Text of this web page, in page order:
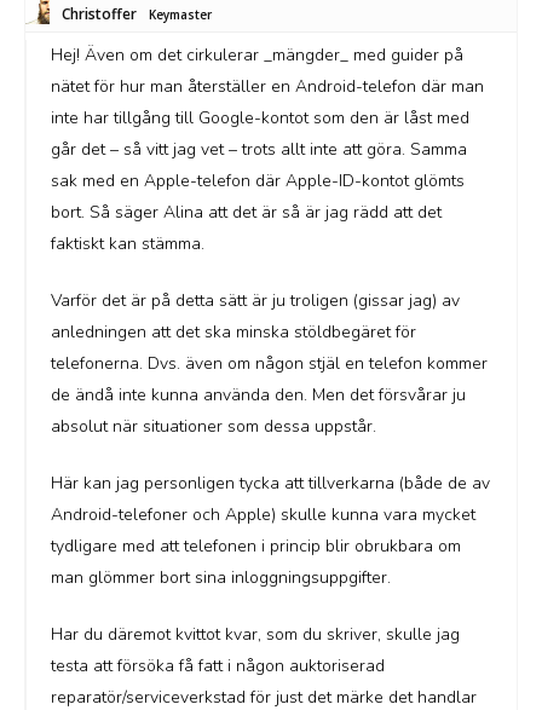
Christoffer Keymaster
Hej! Även om det cirkulerar _mängder_ med guider på
nätet för hur man återställer en Android-telefon där man
inte har tillgång till Google-kontot som den är låst med
går det – så vitt jag vet – trots allt inte att göra. Samma
sak med en Apple-telefon där Apple-ID-kontot glömts
bort. Så säger Alina att det är så är jag rädd att det
faktiskt kan stämma.
Varför det är på detta sätt är ju troligen (gissar jag) av
anledningen att det ska minska stöldbegäret för
telefonerna. Dvs. även om någon stjäl en telefon kommer
de ändå inte kunna använda den. Men det försvårar ju
absolut när situationer som dessa uppstår.
Här kan jag personligen tycka att tillverkarna (både de av
Android-telefoner och Apple) skulle kunna vara mycket
tydligare med att telefonen i princip blir obrukbara om
man glömmer bort sina inloggningsuppgifter.
Har du däremot kvittot kvar, som du skriver, skulle jag
testa att försöka få fatt i någon auktoriserad
reparatör/serviceverkstad för just det märke det handlar